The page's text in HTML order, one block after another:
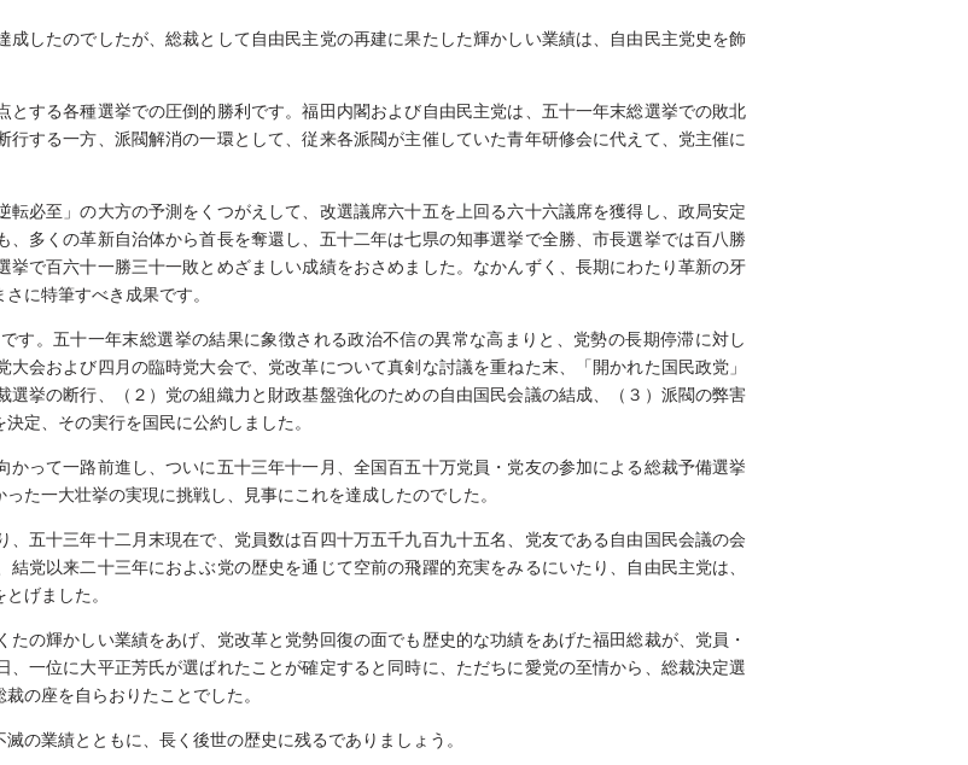
したのでしたが、総裁として自由民主党の再建に果たした輝かしい業績は、自由民主党史を飾
する各種選挙での圧倒的勝利です。福田内閣および自由民主党は、五十一年末総選挙での敗北
する一方、派閥解消の一環として、従来各派閥が主催していた青年研修会に代えて、党主催に
必至」の大方の予測をくつがえして、改選議席六十五を上回る六十六議席を獲得し、政局安定
多くの革新自治体から首長を奪還し、五十二年は七県の知事選挙で全勝、市長選挙では百八勝
で百六十一勝三十一敗とめざましい成績をおさめました。なかんずく、長期にわたり革新の牙
に特筆すべき成果です。
す。五十一年末総選挙の結果に象徴される政治不信の異常な高まりと、党勢の長期停滞に対し
会および四月の臨時党大会で、党改革について真剣な討議を重ねた末、「開かれた国民政党」
挙の断行、（２）党の組織力と財政基盤強化のための自由国民会議の結成、（３）派閥の弊害
定、その実行を国民に公約しました。
って一路前進し、ついに五十三年十一月、全国百五十万党員・党友の参加による総裁予備選挙
た一大壮挙の実現に挑戦し、見事にこれを達成したのでした。
五十三年十二月末現在で、党員数は百四十万五千九百九十五名、党友である自由国民会議の会
党以来二十三年におよぶ党の歴史を通じて空前の飛躍的充実をみるにいたり、自由民主党は、
げました。
の輝かしい業績をあげ、党改革と党勢回復の面でも歴史的な功績をあげた福田総裁が、党員・
一位に大平正芳氏が選ばれたことが確定すると同時に、ただちに愛党の至情から、総裁決定選
の座を自らおりたことでした。
の業績とともに、長く後世の歴史に残るでありましょう。